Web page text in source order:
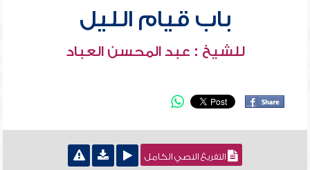
باب قيام الليل
للشيخ : عبد المحسن العباد
التفريغ النصي الكامل